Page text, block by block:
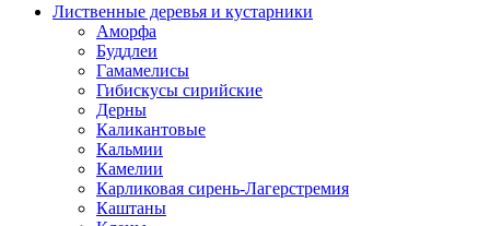
Лиственные деревья и кустарники
Аморфа
Буддлеи
Гамамелисы
Гибискусы сирийские
Дерны
Каликантовые
Кальмии
Камелии
Карликовая сирень-Лагерстремия
Каштаны